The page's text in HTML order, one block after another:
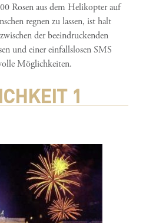
Rosen aus dem Helikopter auf
regnen zu lassen, ist halt
der beeindruckenden
und einer einfallslosen SMS
Möglichkeiten.
1